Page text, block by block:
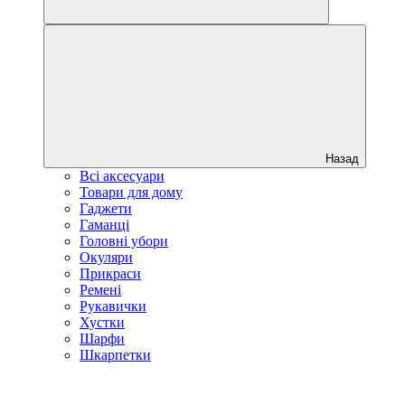
Назад
Всі аксесуари
Товари для дому
Гаджети
Гаманці
Головні убори
Окуляри
Прикраси
Ремені
Рукавички
Хустки
Шарфи
Шкарпетки